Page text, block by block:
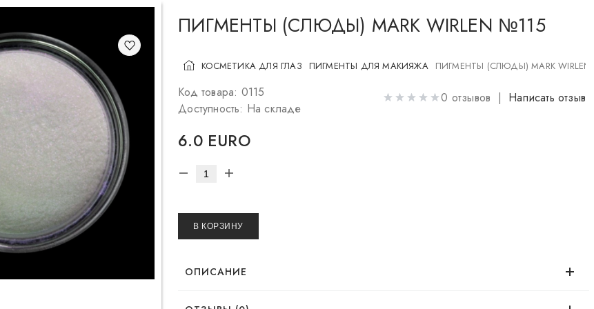
ПИГМЕНТЫ (СЛЮДЫ) MARK WIRLEN №115
КОСМЕТИКА ДЛЯ ГЛАЗ ПИГМЕНТЫ ДЛЯ МАКИЯЖА ПИГМЕНТЫ (СЛЮДЫ) MARK
Код товара: 0115
Доступность: На складе
0 отзывов | Написать отзыв
6.0 EURO
В КОРЗИНУ
ОПИСАНИЕ